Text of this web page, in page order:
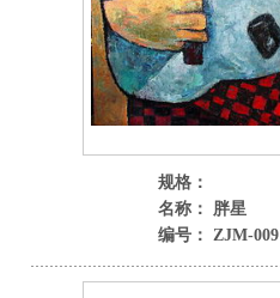
规格：
名称： 胖星
编号： ZJM-009